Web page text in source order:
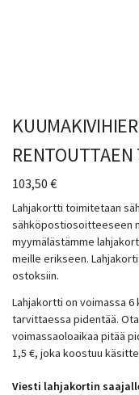
RENTOUTTAEN
103,50 €
Lahjakortti toimitetaan
sähköpostiosoitteeseen
myymälästämme
meille erikseen.
ostoksiin.
Lahjakortti on voimassa
tarvittaessa pidentää.
voimassaoloaikaa pitää
1,5 €, joka koostuu
Viesti lahjakortin